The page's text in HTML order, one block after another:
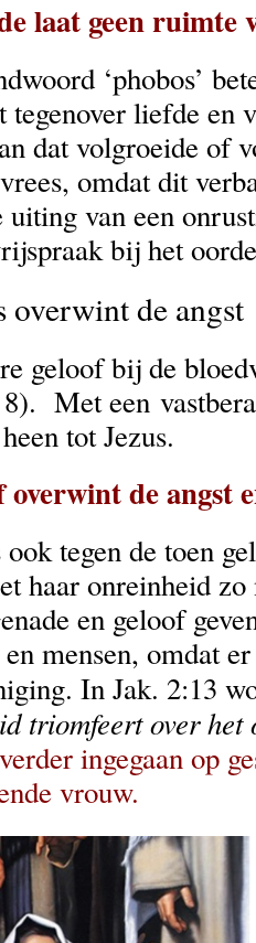
laat geen ruimte
‘phobos’
liefde en
dat volgroeide of
omdat dit
uiting van een
bij het
overwint de angst
geloof bij de
Met een
tot Jezus.
overwint de angst
tegen de toen
haar onreinheid
en geloof
mensen, omdat
In Jak. 2:13
triomfeert over het
ingegaan op
vrouw.